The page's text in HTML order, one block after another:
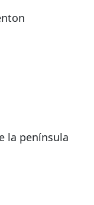
la península